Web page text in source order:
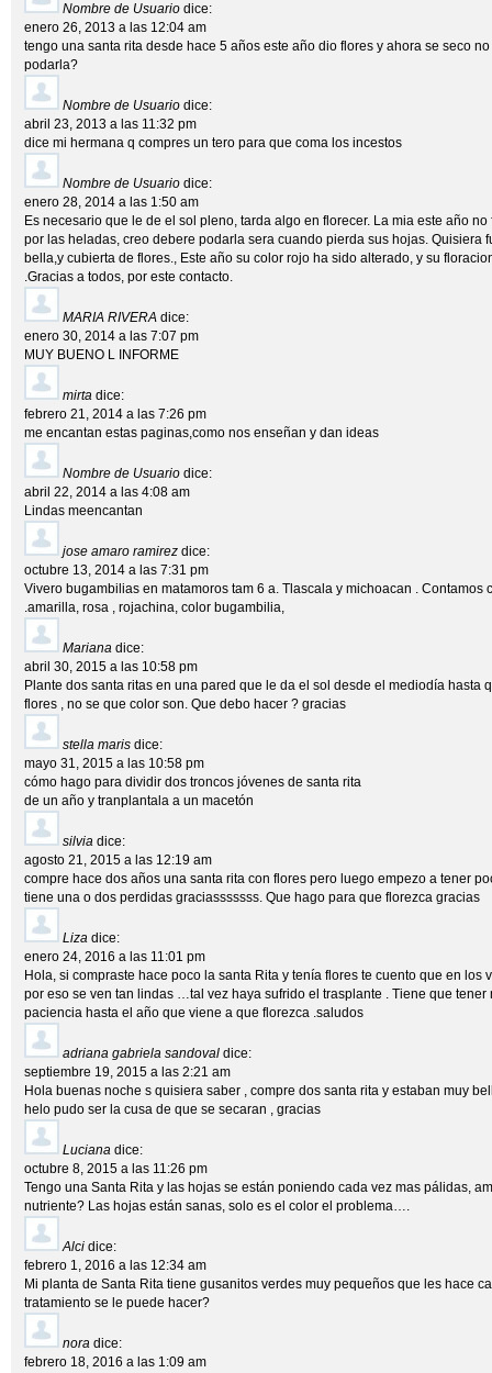
Nombre de Usuario dice:
enero 26, 2013 a las 12:04 am
tengo una santa rita desde hace 5 años este año dio flores y ahora se seco
podarla?
Nombre de Usuario dice:
abril 23, 2013 a las 11:32 pm
dice mi hermana q compres un tero para que coma los incestos
Nombre de Usuario dice:
enero 28, 2014 a las 1:50 am
Es necesario que le de el sol pleno, tarda algo en florecer. La mia este año
por las heladas, creo debere podarla sera cuando pierda sus hojas. Quisiera
bella,y cubierta de flores., Este año su color rojo ha sido alterado, y su
.Gracias a todos, por este contacto.
MARIA RIVERA dice:
enero 30, 2014 a las 7:07 pm
MUY BUENO L INFORME
mirta dice:
febrero 21, 2014 a las 7:26 pm
me encantan estas paginas,como nos enseñan y dan ideas
Nombre de Usuario dice:
abril 22, 2014 a las 4:08 am
Lindas meencantan
jose amaro ramirez dice:
octubre 13, 2014 a las 7:31 pm
Vivero bugambilias en matamoros tam 6 a. Tlascala y michoacan . Contamos
.amarilla, rosa , rojachina, color bugambilia,
Mariana dice:
abril 30, 2015 a las 10:58 pm
Plante dos santa ritas en una pared que le da el sol desde el mediodía hasta
flores , no se que color son. Que debo hacer ? gracias
stella maris dice:
mayo 31, 2015 a las 10:58 pm
cómo hago para dividir dos troncos jóvenes de santa rita
de un año y tranplantala a un macetón
silvia dice:
agosto 21, 2015 a las 12:19 am
compre hace dos años una santa rita con flores pero luego empezo a tener
tiene una o dos perdidas graciasssssss. Que hago para que florezca gracias
Liza dice:
enero 24, 2016 a las 11:01 pm
Hola, si compraste hace poco la santa Rita y tenía flores te cuento que en los
por eso se ven tan lindas …tal vez haya sufrido el trasplante . Tiene que tener
paciencia hasta el año que viene a que florezca .saludos
adriana gabriela sandoval dice:
septiembre 19, 2015 a las 2:21 am
Hola buenas noche s quisiera saber , compre dos santa rita y estaban muy
helo pudo ser la cusa de que se secaran , gracias
Luciana dice:
octubre 8, 2015 a las 11:26 pm
Tengo una Santa Rita y las hojas se están poniendo cada vez mas pálidas,
nutriente? Las hojas están sanas, solo es el color el problema….
Alci dice:
febrero 1, 2016 a las 12:34 am
Mi planta de Santa Rita tiene gusanitos verdes muy pequeños que les hace
tratamiento se le puede hacer?
nora dice:
febrero 18, 2016 a las 1:09 am